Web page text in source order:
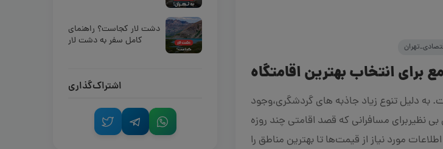
برای انتخاب بهترین اقامتگاه
به دلیل تنوع زیاد جاذبه های گردشگری،وجود
نظیربرای مسافرانی که قصد اقامتی چند روزه
مورد نیاز از قیمت‌ها تا بهترین مناطق را
دشت لار کجاست؟ راهنمای
کامل سفر به دشت لار
اشتراک‌گذاری